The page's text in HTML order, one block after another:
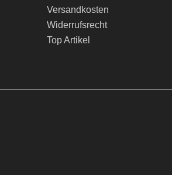
Versandkosten
Widerrufsrecht
Top Artikel